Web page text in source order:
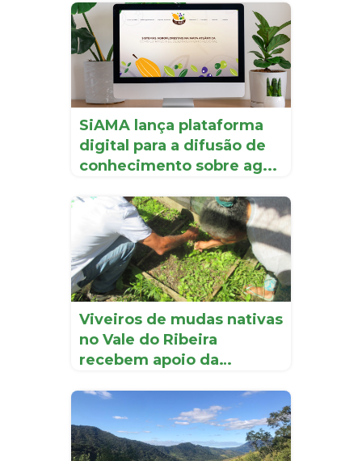
SiAMA lança plataforma
digital para a difusão de
conhecimento sobre ag...
Viveiros de mudas nativas
no Vale do Ribeira
recebem apoio da